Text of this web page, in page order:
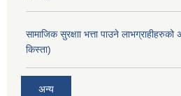
सामाजिक सुरक्षाा भत्ता पाउने
किस्ता)
अन्य